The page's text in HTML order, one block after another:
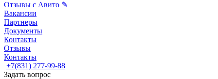
Отзывы с Авито ✎
Вакансии
Партнеры
Документы
Контакты
Отзывы
Контакты
+7(831) 277-99-88
Задать вопрос